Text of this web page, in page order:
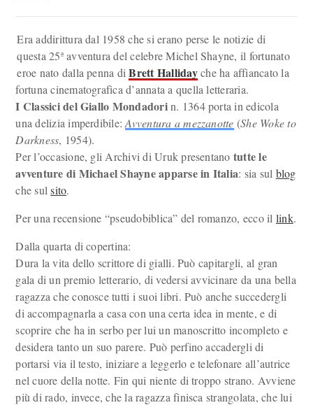
Era addirittura dal 1958 che si erano perse le notizie di
questa 25ª avventura del celebre Michel Shayne, il fortunato
eroe nato dalla penna diBrett Hallidayche ha affiancato la
fortuna cinematografica d’annata a quella letteraria.
I Classici del Giallo Mondadorin. 1364 porta in edicola
una delizia imperdibile:Avventura a mezzanotte (She Woke to
Darkness, 1954).
Per l’occasione, gli Archivi di Uruk presentano tutte le
avventure di Michael Shayne apparse in Italia: sia sul blog
che sulsito.
Per una recensione “pseudobiblica” del romanzo, ecco il link.
Dalla quarta di copertina:
Dura la vita dello scrittore di gialli. Può capitargli, al gran
gala di un premio letterario, di vedersi avvicinare da una bella
ragazza che conosce tutti i suoi libri. Può anche succedergli
di accompagnarla a casa con una certa idea in mente, e di
scoprire che ha in serbo per lui un manoscritto incompleto e
desidera tanto un suo parere. Può perfino accadergli di
portarsi via il testo, iniziare a leggerlo e telefonare all’autrice
nel cuore della notte. Fin qui niente di troppo strano. Avviene
più di rado, invece, che la ragazza finisca strangolata, che lui